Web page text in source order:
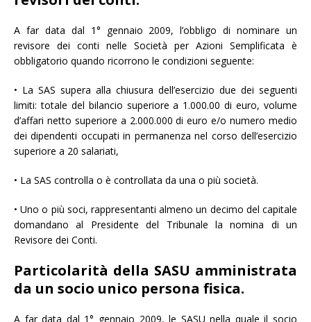
A far data dal 1° gennaio 2009, l’obbligo di nominare un
revisore dei conti nelle Società per Azioni Semplificata è
obbligatorio quando ricorrono le condizioni seguente:
• La SAS supera alla chiusura dell’esercizio due dei seguenti
limiti: totale del bilancio superiore a 1.000.00 di euro, volume
d’affari netto superiore a 2.000.000 di euro e/o numero medio
dei dipendenti occupati in permanenza nel corso dell’esercizio
superiore a 20 salariati,
• La SAS controlla o è controllata da una o più società.
• Uno o più soci, rappresentanti almeno un decimo del capitale
domandano al Presidente del Tribunale la nomina di un
Revisore dei Conti.
Particolarità della SASU amministrata
da un socio unico persona fisica.
A far data dal 1° gennaio 2009, le SASU nella quale il socio